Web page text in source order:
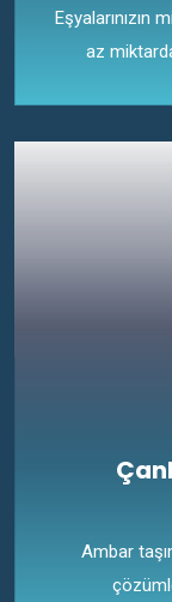
Eşyalarınızın
az
Ambar